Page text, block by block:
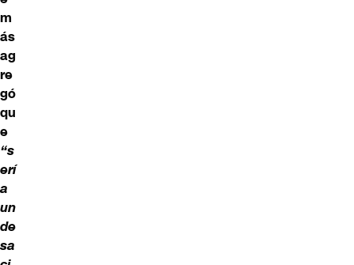
m
ás
ag
re
gó
qu
e
“s
erí
a
un
de
sa